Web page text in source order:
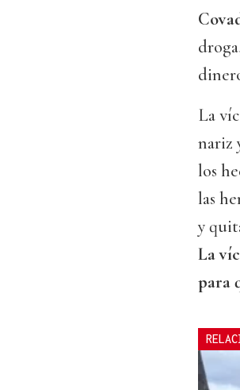
La
nariz
los
las
y
La
para